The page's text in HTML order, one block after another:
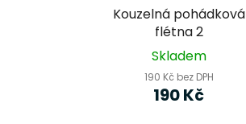
Kouzelná pohádková
flétna 2
Skladem
190 Kč bez DPH
190 Kč